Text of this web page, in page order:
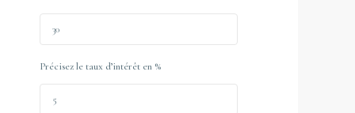
Précisez le taux d’intérêt en %